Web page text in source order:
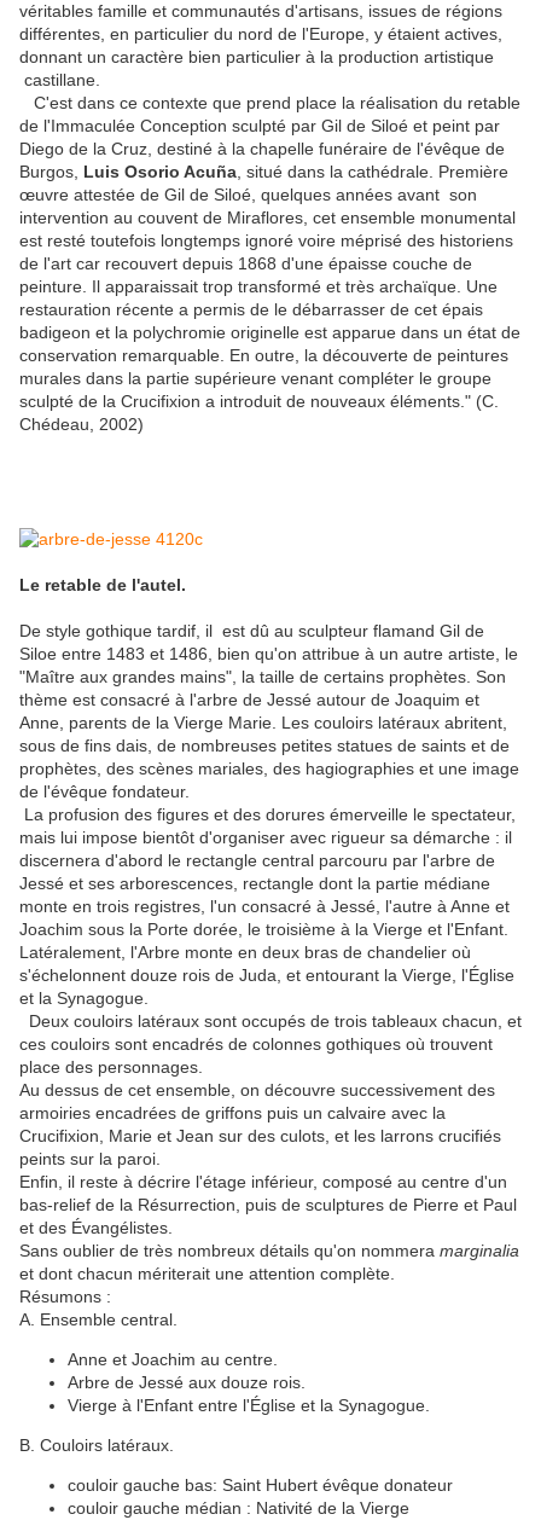
véritables famille et communautés d'artisans, issues de régions
différentes, en particulier du nord de l'Europe, y étaient actives,
donnant un caractère bien particulier à la production artistique
castillane.
C'est dans ce contexte que prend place la réalisation du retable
de l'Immaculée Conception sculpté par Gil de Siloé et peint par
Diego de la Cruz, destiné à la chapelle funéraire de l'évêque de
Burgos, Luis Osorio Acuña , situé dans la cathédrale. Première
œuvre attestée de Gil de Siloé, quelques années avant son
intervention au couvent de Miraflores, cet ensemble monumental
est resté toutefois longtemps ignoré voire méprisé des historiens
de l'art car recouvert depuis 1868 d'une épaisse couche de
peinture. Il apparaissait trop transformé et très archaïque. Une
restauration récente a permis de le débarrasser de cet épais
badigeon et la polychromie originelle est apparue dans un état de
conservation remarquable. En outre, la découverte de peintures
murales dans la partie supérieure venant compléter le groupe
sculpté de la Crucifixion a introduit de nouveaux éléments." (C.
Chédeau, 2002)
Le retable de l'autel.
De style gothique tardif, il est dû au sculpteur flamand Gil de
Siloe entre 1483 et 1486, bien qu'on attribue à un autre artiste, le
"Maître aux grandes mains", la taille de certains prophètes. Son
thème est consacré à l'arbre de Jessé autour de Joaquim et
Anne, parents de la Vierge Marie. Les couloirs latéraux abritent,
sous de fins dais, de nombreuses petites statues de saints et de
prophètes, des scènes mariales, des hagiographies et une image
de l'évêque fondateur.
La profusion des figures et des dorures émerveille le spectateur,
mais lui impose bientôt d'organiser avec rigueur sa démarche : il
discernera d'abord le rectangle central parcouru par l'arbre de
Jessé et ses arborescences, rectangle dont la partie médiane
monte en trois registres, l'un consacré à Jessé, l'autre à Anne et
Joachim sous la Porte dorée, le troisième à la Vierge et l'Enfant.
Latéralement, l'Arbre monte en deux bras de chandelier où
s'échelonnent douze rois de Juda, et entourant la Vierge, l'Église
et la Synagogue.
Deux couloirs latéraux sont occupés de trois tableaux chacun, et
ces couloirs sont encadrés de colonnes gothiques où trouvent
place des personnages.
Au dessus de cet ensemble, on découvre successivement des
armoiries encadrées de griffons puis un calvaire avec la
Crucifixion, Marie et Jean sur des culots, et les larrons crucifiés
peints sur la paroi.
Enfin, il reste à décrire l'étage inférieur, composé au centre d'un
bas-relief de la Résurrection, puis de sculptures de Pierre et Paul
et des Évangélistes.
Sans oublier de très nombreux détails qu'on nommera marginalia
et dont chacun mériterait une attention complète.
Résumons :
A. Ensemble central.
Anne et Joachim au centre.
Arbre de Jessé aux douze rois.
Vierge à l'Enfant entre l'Église et la Synagogue.
B. Couloirs latéraux.
couloir gauche bas: Saint Hubert évêque donateur
couloir gauche médian : Nativité de la Vierge